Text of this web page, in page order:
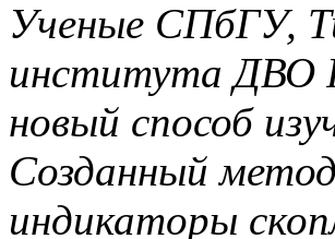
Ученые СПбГУ,
института
новый способ
Созданный
индикаторы